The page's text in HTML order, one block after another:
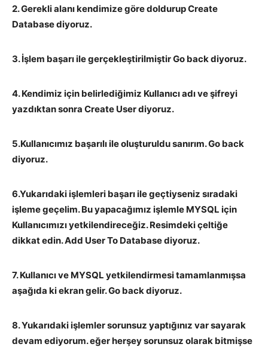
2. Gerekli alanı kendimize göre doldurup Create
Database diyoruz.
3. İşlem başarı ile gerçekleştirilmiştir Go back diyoruz.
4. Kendimiz için belirlediğimiz Kullanıcı adı ve şifreyi
yazdıktan sonra Create User diyoruz.
5.Kullanıcımız başarılı ile oluşturuldu sanırım. Go back
diyoruz.
6.Yukarıdaki işlemleri başarı ile geçtiyseniz sıradaki
işleme geçelim. Bu yapacağımız işlemle MYSQL için
Kullanıcımızı yetkilendireceğiz. Resimdeki çeltiğe
dikkat edin. Add User To Database diyoruz.
7. Kullanıcı ve MYSQL yetkilendirmesi tamamlanmışsa
aşağıda ki ekran gelir. Go back diyoruz.
8. Yukarıdaki işlemler sorunsuz yaptığınız var sayarak
devam ediyorum. eğer herşey sorunsuz olarak bitmişse